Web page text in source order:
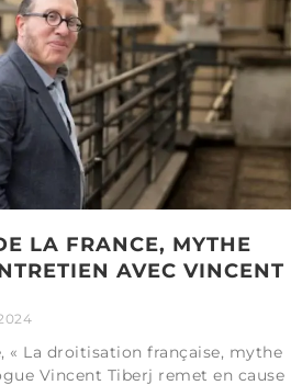
LA FRANCE, MYTHE
AVEC VINCENT
« La droitisation française, mythe
Vincent Tiberj remet en cause